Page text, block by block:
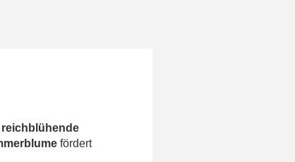
reichblühende
fördert